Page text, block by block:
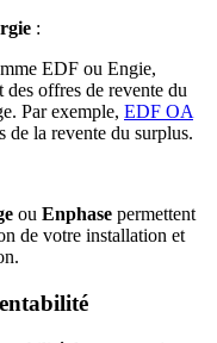
:
EDF ou Engie,
des offres de revente du
Par exemple, EDF OA
de la revente du surplus.
ou Enphase permettent
de votre installation et